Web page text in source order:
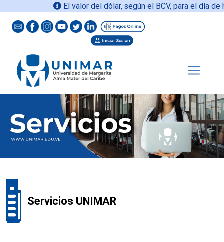
El valor del dólar, según el BCV, para el día de
Servicios UNIMAR